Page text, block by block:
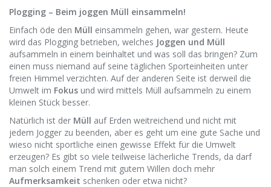
Plogging – Beim joggen Müll einsammeln!
Einfach öde den Müll einsammeln gehen, war gestern. Heute
wird das Plogging betrieben, welches Joggen und Müll
aufsammeln in einem beinhaltet und was soll das bringen? Zum
einen muss niemand auf seine täglichen Sporteinheiten unter
freien Himmel verzichten. Auf der anderen Seite ist derweil die
Umwelt im Fokus und wird mittels Müll aufsammeln zu einem
kleinen Stück besser.
Natürlich ist der Müll auf Erden weitreichend und nicht mit
jedem Jogger zu beenden, aber es geht um eine gute Sache und
wieso nicht sportliche einen gewisse Effekt für die Umwelt
erzeugen? Es gibt so viele teilweise lächerliche Trends, da darf
man solch einem Trend mit gutem Willen doch mehr
Aufmerksamkeit schenken oder etwa nicht?